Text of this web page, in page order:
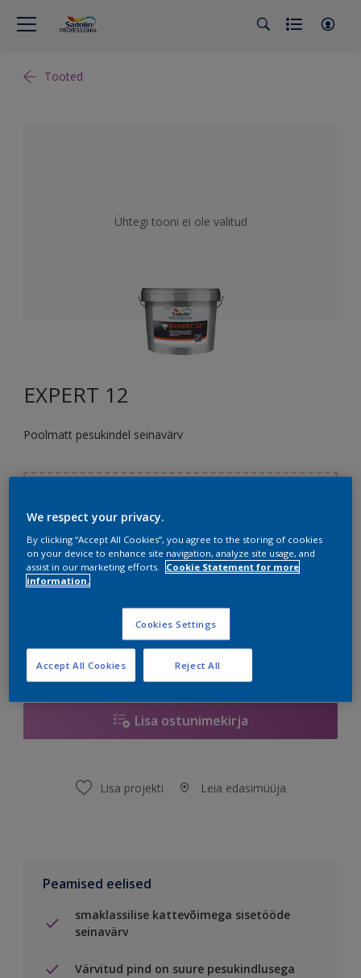
Tooted
Ühtegi tooni ei ole valitud
EXPERT 12
Poolmatt pesukindel seinavärv
suurus
2,5 L
Värvikalkulaator
Lisa ostunimekirja
Lisa projekti Leia edasimüüja
Peamised eelised
smaklassilise kattevõimega sisetööde
seinavärv
Värvitud pind on suure pesukindlusega
We respect your privacy.
By clicking “Accept All Cookies”, you agree to the storing of cookies
on your device to enhance site navigation, analyze site usage, and
assist in our marketing efforts.
Cookie Statement for more
information.
Cookies Settings
Reject All
Accept All Cookies